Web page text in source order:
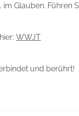
Glauben. Führen
WWJT
und berührt!